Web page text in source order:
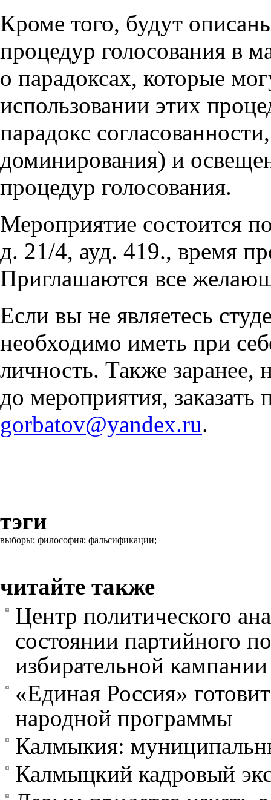
Кроме того, будут
процедур голосования в
о парадоксах, которые
использовании этих
парадокс
доминирования) и
процедур голосования.
Мероприятие состоится
д. 21/4, ауд. 419., время
Приглашаются все
Если вы не являетесь
необходимо иметь при
личность. Также заранее,
до мероприятия,
gorbatov@yandex.ru.
тэги
выборы; философия; фальсификации;
читайте также
Центр политического
состоянии партийного
избирательной
«Единая Россия»
народной программы
Калмыкия:
Калмыцкий кадровый